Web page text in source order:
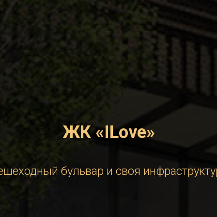
ЖК «ILove»
бульвар и своя